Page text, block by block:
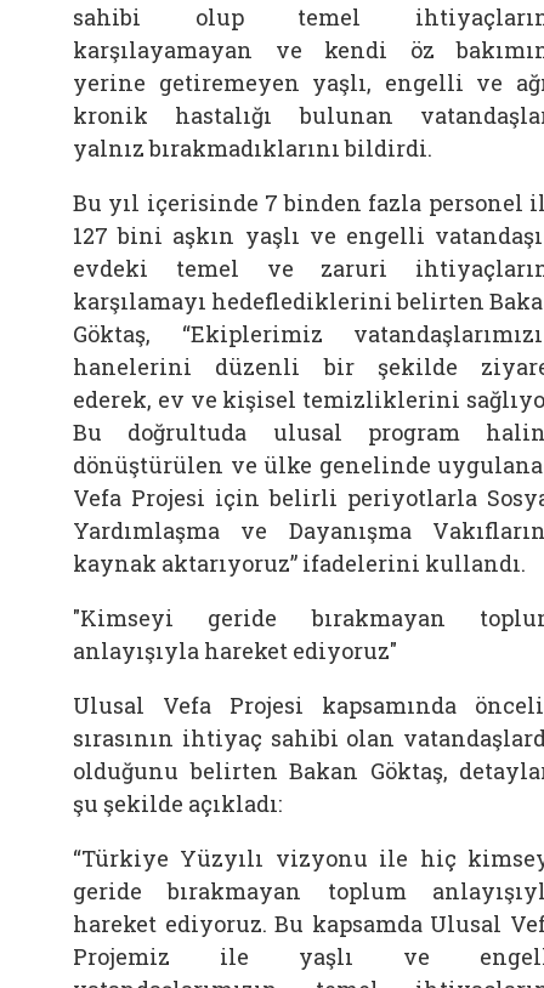
sahibi olup temel
karşılayamayan ve kendi öz
yerine getiremeyen yaşlı, engelli ve
kronik hastalığı bulunan
yalnız bırakmadıklarını bildirdi.
Bu yıl içerisinde 7 binden fazla personel
127 bini aşkın yaşlı ve engelli
evdeki temel ve zaruri
karşılamayı hedeflediklerini belirten
Göktaş, “Ekiplerimiz
hanelerini düzenli bir şekilde
ederek, ev ve kişisel temizliklerini
Bu doğrultuda ulusal program
dönüştürülen ve ülke genelinde
Vefa Projesi için belirli periyotlarla
Yardımlaşma ve Dayanışma
kaynak aktarıyoruz” ifadelerini kullandı.
"Kimseyi geride bırakmayan
anlayışıyla hareket ediyoruz"
Ulusal Vefa Projesi kapsamında
sırasının ihtiyaç sahibi olan
olduğunu belirten Bakan Göktaş,
şu şekilde açıkladı:
“Türkiye Yüzyılı vizyonu ile hiç
geride bırakmayan toplum
hareket ediyoruz. Bu kapsamda Ulusal
Projemiz ile yaşlı ve